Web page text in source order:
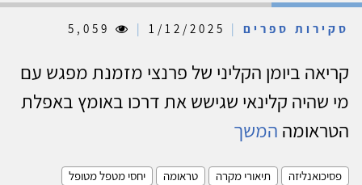
סקירות ספרים |
|
קריאה ביומן הקליני של פרנצי מזמנת מפגש עם
מי שהיה קלינאי שגישש את דרכו באומץ באפלת
הטראומה המשך
פסיכואנליזה תיאורי מקרה טראומה
יחסי מטפל מטופל